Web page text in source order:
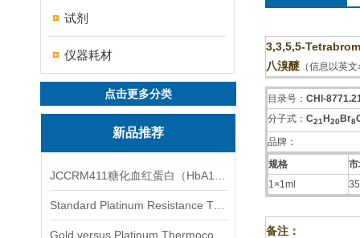
试剂
仪器耗材
点击更多分类
新品推荐
3,3,5,5-
八溴醚 （信息以英
目录号： CHI-
分子式： C21H 20Br8
品牌：
规格
1×1ml
备注：